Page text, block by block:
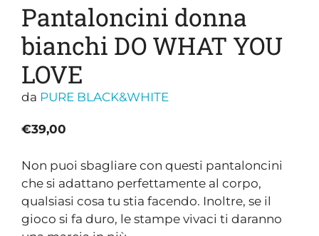
Pantaloncini donna
bianchi DO WHAT YOU
LOVE
da PURE BLACK&WHITE
€39,00
Non puoi sbagliare con questi pantaloncini
che si adattano perfettamente al corpo,
qualsiasi cosa tu stia facendo. Inoltre, se il
gioco si fa duro, le stampe vivaci ti daranno